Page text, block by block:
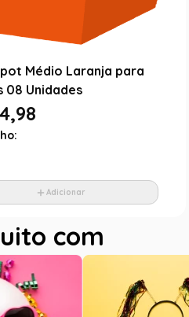
Médio Laranja para
08 Unidades
Adicionar
com